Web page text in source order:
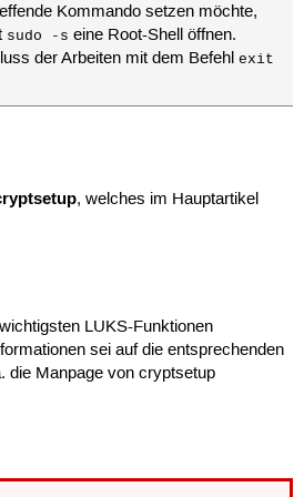
Kommando setzen möchte,
sudo -s eine Root-Shell öffnen.
der Arbeiten mit dem Befehlexit
, welches im Hauptartikel
LUKS-Funktionen
sei auf die entsprechenden
die Manpage von cryptsetup